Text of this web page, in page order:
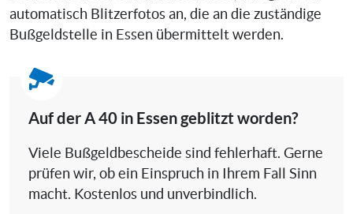
automatisch Blitzerfotos an, die an die zuständige
Bußgeldstelle in Essen übermittelt werden.
Auf der A 40 in Essen geblitzt worden?
Viele Bußgeldbescheide sind fehlerhaft. Gerne
prüfen wir, ob ein Einspruch in Ihrem Fall Sinn
macht. Kostenlos und unverbindlich.